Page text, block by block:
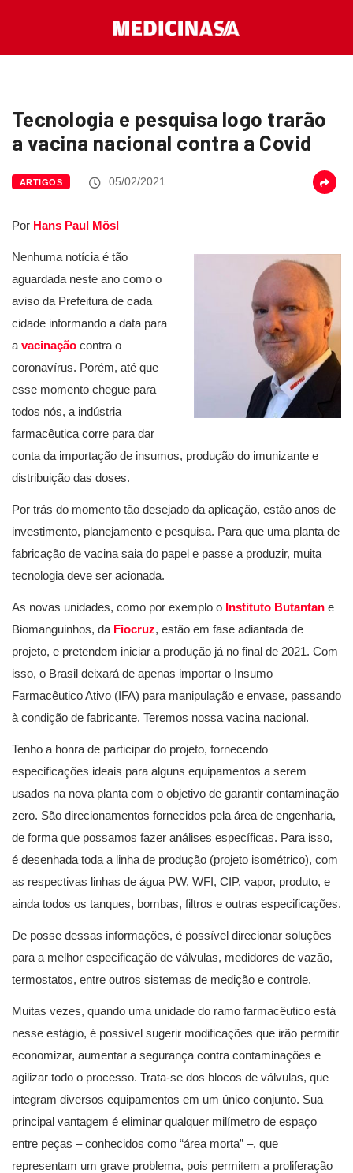
Tecnologia e pesquisa logo trarão
a vacina nacional contra a Covid
ARTIGOS 05/02/2021
Por Hans Paul Mösl
Nenhuma notícia é tão
aguardada neste ano como o
aviso da Prefeitura de cada
cidade informando a data para
a vacinação contra o
coronavírus. Porém, até que
esse momento chegue para
todos nós, a indústria
farmacêutica corre para dar
conta da importação de insumos, produção do imunizante e
distribuição das doses.
Por trás do momento tão desejado da aplicação, estão anos de
investimento, planejamento e pesquisa. Para que uma planta de
fabricação de vacina saia do papel e passe a produzir, muita
tecnologia deve ser acionada.
As novas unidades, como por exemplo o Instituto Butantan e
Biomanguinhos, da Fiocruz, estão em fase adiantada de
projeto, e pretendem iniciar a produção já no final de 2021. Com
isso, o Brasil deixará de apenas importar o Insumo
Farmacêutico Ativo (IFA) para manipulação e envase, passando
à condição de fabricante. Teremos nossa vacina nacional.
Tenho a honra de participar do projeto, fornecendo
especificações ideais para alguns equipamentos a serem
usados na nova planta com o objetivo de garantir contaminação
zero. São direcionamentos fornecidos pela área de engenharia,
de forma que possamos fazer análises específicas. Para isso,
é desenhada toda a linha de produção (projeto isométrico), com
as respectivas linhas de água PW, WFI, CIP, vapor, produto, e
ainda todos os tanques, bombas, filtros e outras especificações.
De posse dessas informações, é possível direcionar soluções
para a melhor especificação de válvulas, medidores de vazão,
termostatos, entre outros sistemas de medição e controle.
Muitas vezes, quando uma unidade do ramo farmacêutico está
nesse estágio, é possível sugerir modificações que irão permitir
economizar, aumentar a segurança contra contaminações e
agilizar todo o processo. Trata-se dos blocos de válvulas, que
integram diversos equipamentos em um único conjunto. Sua
principal vantagem é eliminar qualquer milímetro de espaço
entre peças – conhecidos como “área morta” –, que
representam um grave problema, pois permitem a proliferação